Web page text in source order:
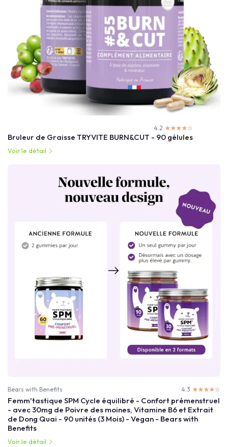
4.2 ☆☆☆☆☆
★★★★★
Bruleur de Graisse TRYVITE BURN&CUT - 90 gélules
Voir le détail
Bears with Benefits 4.3 ☆☆☆☆☆
★★★★★
Femm'tastique SPM Cycle équilibré - Confort prémenstruel
- avec 30mg de Poivre des moines, Vitamine B6 et Extrait
de Dong Quai - 90 unités (3 Mois) - Vegan - Bears with
Benefits
Voir le détail